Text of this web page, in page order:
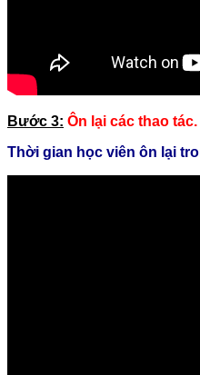
Bước 3: Ôn lại các thao tác.
Thời gian học viên ôn lại